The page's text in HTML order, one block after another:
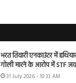
भरत तिवारी एनकाउंटर में
गोली मारने के आरोप में STF
31 July 2026 - 10:33 AM